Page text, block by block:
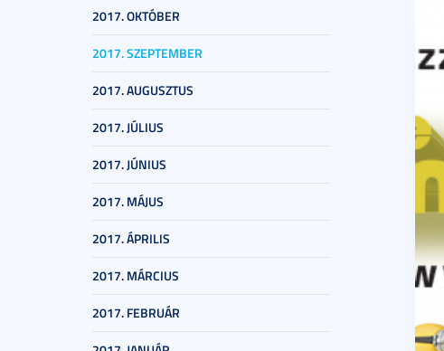
2017. OKTÓBER
2017. SZEPTEMBER
2017. AUGUSZTUS
2017. JÚLIUS
2017. JÚNIUS
2017. MÁJUS
2017. ÁPRILIS
2017. MÁRCIUS
2017. FEBRUÁR